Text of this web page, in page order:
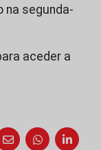
na segunda-
aceder a